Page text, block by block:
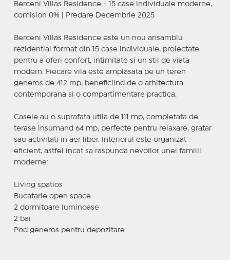
Berceni Villas Residence - 15 case individuale moderne,
comision 0% | Predare Decembrie 2025
Berceni Villas Residence este un nou ansamblu
rezidential format din 15 case individuale, proiectate
pentru a oferi confort, intimitate si un stil de viata
modern. Fiecare vila este amplasata pe un teren
generos de 412 mp, beneficiind de o arhitectura
contemporana si o compartimentare practica.
Casele au o suprafata utila de 111 mp, completata de
terase insumand 64 mp, perfecte pentru relaxare, gratar
sau activitati in aer liber. Interiorul este organizat
eficient, astfel incat sa raspunda nevoilor unei familii
moderne:
Living spatios
Bucatarie open space
2 dormitoare luminoase
2 bai
Pod generos pentru depozitare